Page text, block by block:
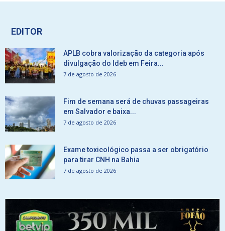
EDITOR
APLB cobra valorização da categoria após
divulgação do Ideb em Feira...
7 de agosto de 2026
Fim de semana será de chuvas passageiras
em Salvador e baixa...
7 de agosto de 2026
Exame toxicológico passa a ser obrigatório
para tirar CNH na Bahia
7 de agosto de 2026